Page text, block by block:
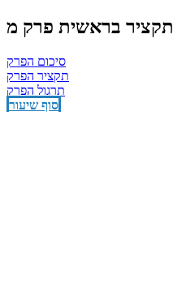
תקציר בראשית פרק מ
סיכום הפרק
תקציר הפרק
תרגול הפרק
סוף שיעור